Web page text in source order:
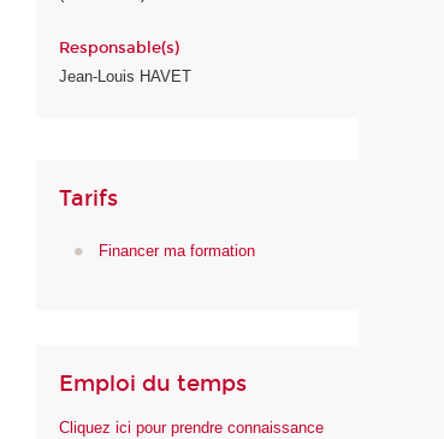
Responsable(s)
Jean-Louis HAVET
Tarifs
Financer ma formation
Emploi du temps
Cliquez ici pour prendre connaissance